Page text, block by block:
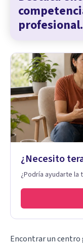
profesional.
¿Necesito
¿Podría ayudarte la
Encontrar un centro